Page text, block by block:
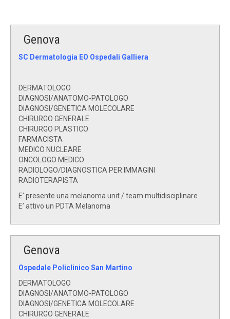
Genova
SC Dermatologia EO Ospedali Galliera
DERMATOLOGO
DIAGNOSI/ANATOMO-PATOLOGO
DIAGNOSI/GENETICA MOLECOLARE
CHIRURGO GENERALE
CHIRURGO PLASTICO
FARMACISTA
MEDICO NUCLEARE
ONCOLOGO MEDICO
RADIOLOGO/DIAGNOSTICA PER IMMAGINI
RADIOTERAPISTA
E’ presente una melanoma unit / team multidisciplinare
E’ attivo un PDTA Melanoma
Genova
Ospedale Policlinico San Martino
DERMATOLOGO
DIAGNOSI/ANATOMO-PATOLOGO
DIAGNOSI/GENETICA MOLECOLARE
CHIRURGO GENERALE